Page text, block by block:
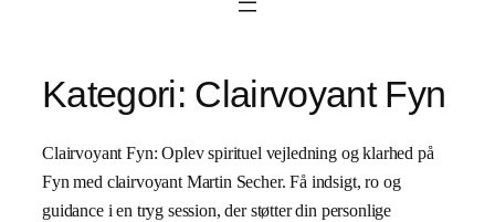
Kategori: Clairvoyant Fyn
Clairvoyant Fyn: Oplev spirituel vejledning og klarhed på
Fyn med clairvoyant Martin Secher. Få indsigt, ro og
guidance i en tryg session, der støtter din personlige